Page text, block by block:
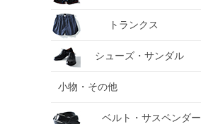
トランクス
シューズ・サンダル
小物・その他
ベルト・サスペンダー